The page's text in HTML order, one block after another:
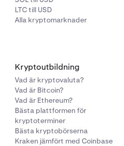
med lite eller ingen
deras webbplats.
dem direkt.
leda dig till att fatta ett
och verifiera e-
med.
det nog så.
inom den
eller plattformen.
med stora köp
LTC till USD
Alla kryptomarknader
Kryptoutbildning
Vad är kryptovaluta?
Vad är Bitcoin?
Vad är Ethereum?
Bästa plattformen för
kryptoterminer
Bästa kryptobörserna
Kraken jämfört med Coinbase